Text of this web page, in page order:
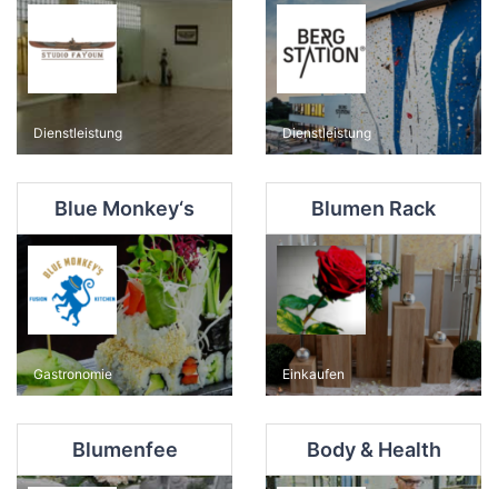
Dienstleistung Dienstleistung
Blue Monkey‘s
Gastronomie
Blumen Rack
Einkaufen
Blumenfee Body & Health